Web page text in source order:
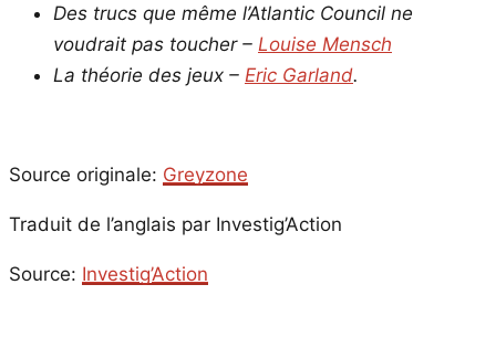
Des trucs que même l’Atlantic Council ne
voudrait pas toucher – Louise Mensch
La théorie des jeux – Eric Garland.
Source originale: Greyzone
Traduit de l’anglais par Investig’Action
Source: Investig’Action